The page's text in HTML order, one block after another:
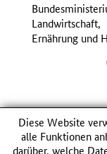
Landwirtschaft,
Ernährung und
© 2026
Diese Website
alle Funktionen
darüber, welche